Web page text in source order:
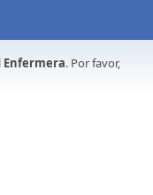
Enfermera. Por favor,